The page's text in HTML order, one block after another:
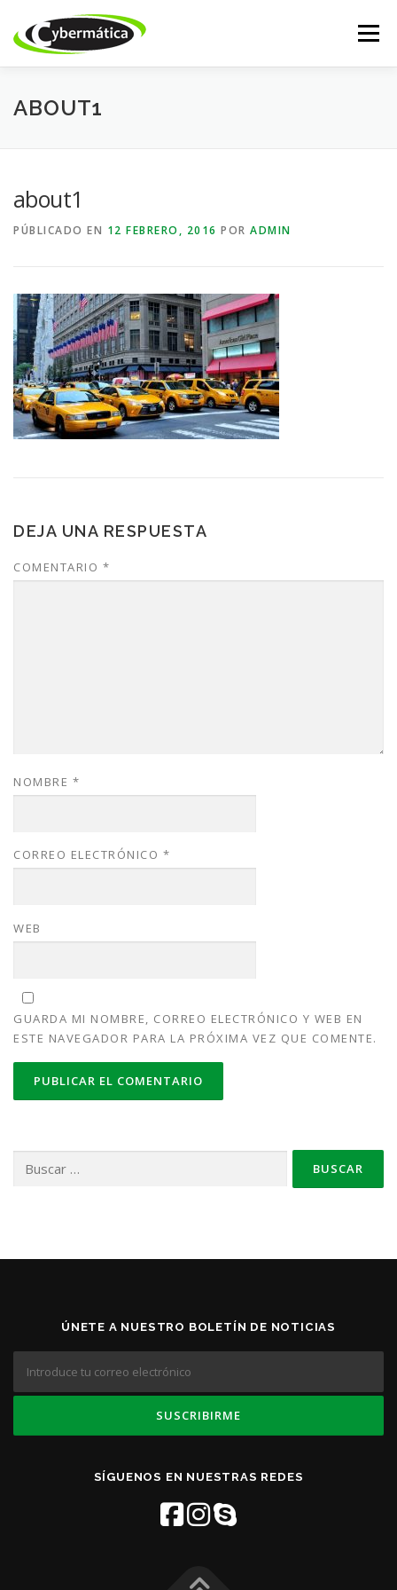
contenido
Menú
INICIO NUESTROS PRODUCTOS
TIENDA ONLINE SOPORTE
ABOUT1
about1
PÚBLICADO EN 12 FEBRERO, 2016 POR ADMIN
DEJA UNA RESPUESTA
COMENTARIO *
NOMBRE *
CORREO ELECTRÓNICO *
WEB
GUARDA MI NOMBRE, CORREO ELECTRÓNICO Y WEB EN
ESTE NAVEGADOR PARA LA PRÓXIMA VEZ QUE COMENTE.
ÚNETE A NUESTRO BOLETÍN DE NOTICIAS
SÍGUENOS EN NUESTRAS REDES